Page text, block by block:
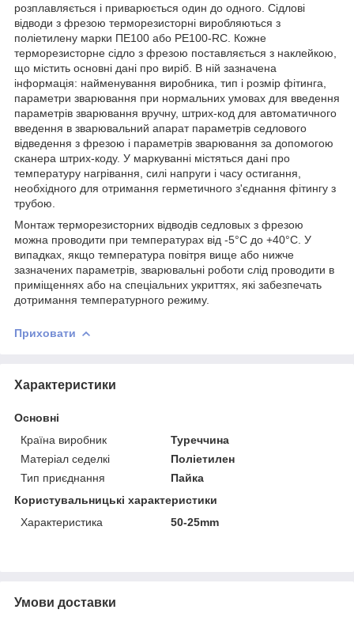
розплавляється і приварюється один до одного. Сідлові
відводи з фрезою терморезисторні виробляються з
поліетилену марки ПЕ100 або PE100-RC. Кожне
терморезисторне сідло з фрезою поставляється з наклейкою,
що містить основні дані про виріб. В ній зазначена
інформація: найменування виробника, тип і розмір фітинга,
параметри зварювання при нормальних умовах для введення
параметрів зварювання вручну, штрих-код для автоматичного
введення в зварювальний апарат параметрів седлового
відведення з фрезою і параметрів зварювання за допомогою
сканера штрих-коду. У маркуванні містяться дані про
температуру нагрівання, силі напруги і часу остигання,
необхідного для отримання герметичного з'єднання фітингу з
трубою.
Монтаж терморезисторних відводів седловых з фрезою
можна проводити при температурах від -5°С до +40°С. У
випадках, якщо температура повітря вище або нижче
зазначених параметрів, зварювальні роботи слід проводити в
приміщеннях або на спеціальних укриттях, які забезпечать
дотримання температурного режиму.
Приховати
Характеристики
Основні
Країна виробник
Туреччина
Матеріал седелкі
Поліетилен
Тип приєднання
Пайка
Користувальницькі характеристики
Характеристика
50-25mm
Умови доставки